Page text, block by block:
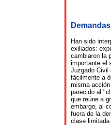
Han sido
exiliados:
cambiaron la
importante el
Juzgado Civil
fácilmente a
misma
parecido al
que reúne a
embargo, al
fuera de la
clase limitada